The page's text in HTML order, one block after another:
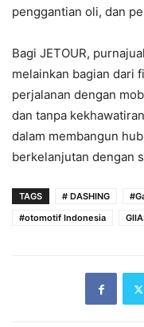
penggantian oli, dan
Bagi JETOUR,
melainkan bagian dari
perjalanan dengan
dan tanpa
dalam membangun
berkelanjutan dengan
TAGS # DASHING
#otomotif Indonesia